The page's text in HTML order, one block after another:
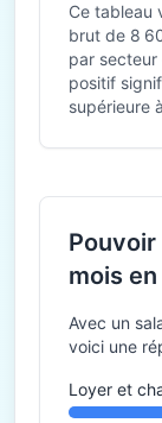
Ce tableau
brut de 8
par
positif
supérieure
mois
Avec un
voici une
Loyer et